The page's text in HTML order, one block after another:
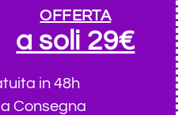
OFFERTA
a soli 29€
in 48h
Consegna